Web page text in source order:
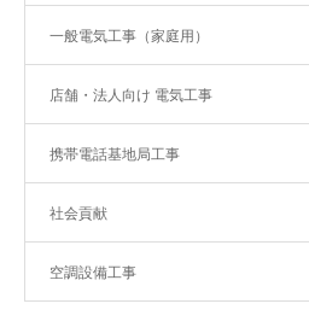
一般電気工事（家庭用）
店舗・法人向け 電気工事
携帯電話基地局工事
社会貢献
空調設備工事